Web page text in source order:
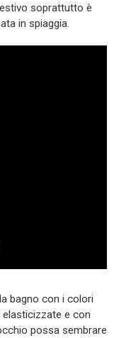
soprattutto è
in spiaggia.
bagno con i colori
e con
possa sembrare